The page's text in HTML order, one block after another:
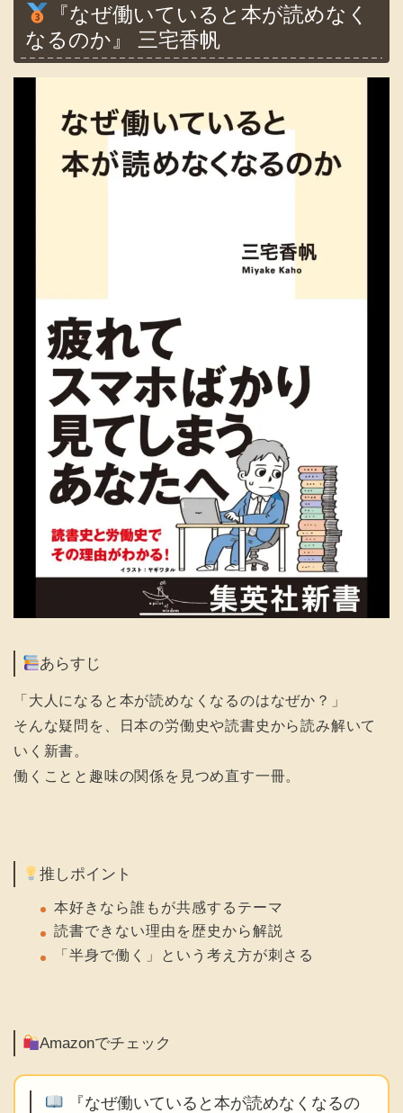
『なぜ働いていると本が読めなく
なるのか』 三宅香帆
あらすじ
「大人になると本が読めなくなるのはなぜか？」
そんな疑問を、日本の労働史や読書史から読み解いて
いく新書。
働くことと趣味の関係を見つめ直す一冊。
推しポイント
本好きなら誰もが共感するテーマ
読書できない理由を歴史から解説
「半身で働く」という考え方が刺さる
Amazonでチェック
『なぜ働いていると本が読めなくなるの